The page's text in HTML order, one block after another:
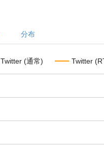
分布
Twitter (通常) Twitter